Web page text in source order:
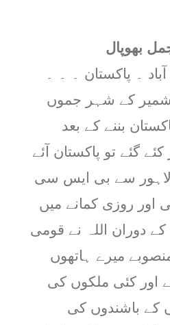
۔ پاکستان ۔ ۔ ۔
کے شہر جموں
بننے کے بعد
گئے تو پاکستان آئے
لاہور سے بی ایس سی
اور روزی کمانے میں
دوران اللہ نے قومی
میرے ہاتھوں
اور کئی ملکوں کی
کے باشندوں کی